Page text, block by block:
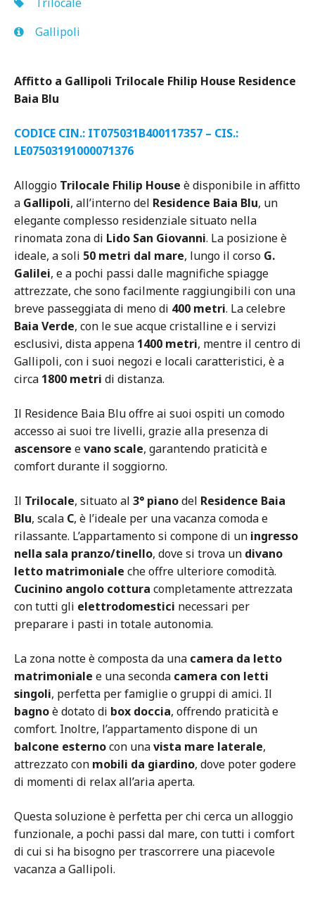
Trilocale
Gallipoli
Affitto a Gallipoli Trilocale Fhilip House Residence
Baia Blu
CODICE CIN.: IT075031B400117357 – CIS.:
LE07503191000071376
Alloggio Trilocale Fhilip House è disponibile in affitto
a Gallipoli, all’interno del Residence Baia Blu, un
elegante complesso residenziale situato nella
rinomata zona di Lido San Giovanni. La posizione è
ideale, a soli 50 metri dal mare, lungo il corso G.
Galilei, e a pochi passi dalle magnifiche spiagge
attrezzate, che sono facilmente raggiungibili con una
breve passeggiata di meno di 400 metri. La celebre
Baia Verde, con le sue acque cristalline e i servizi
esclusivi, dista appena 1400 metri, mentre il centro di
Gallipoli, con i suoi negozi e locali caratteristici, è a
circa 1800 metri di distanza.
Il Residence Baia Blu offre ai suoi ospiti un comodo
accesso ai suoi tre livelli, grazie alla presenza di
ascensore evano scale, garantendo praticità e
comfort durante il soggiorno.
Il Trilocale, situato al 3° pianodel Residence Baia
Blu, scala C, è l’ideale per una vacanza comoda e
rilassante. L’appartamento si compone di un ingresso
nella sala pranzo/tinello, dove si trova un divano
letto matrimoniale che offre ulteriore comodità.
Cucinino angolo cottura completamente attrezzata
con tutti gli elettrodomestici necessari per
preparare i pasti in totale autonomia.
La zona notte è composta da una camera da letto
matrimoniale e una seconda camera con letti
singoli, perfetta per famiglie o gruppi di amici. Il
bagnoè dotato di box doccia, offrendo praticità e
comfort. Inoltre, l’appartamento dispone di un
balcone esternocon unavista mare laterale,
attrezzato con mobili da giardino, dove poter godere
di momenti di relax all’aria aperta.
Questa soluzione è perfetta per chi cerca un alloggio
funzionale, a pochi passi dal mare, con tutti i comfort
di cui si ha bisogno per trascorrere una piacevole
vacanza a Gallipoli.